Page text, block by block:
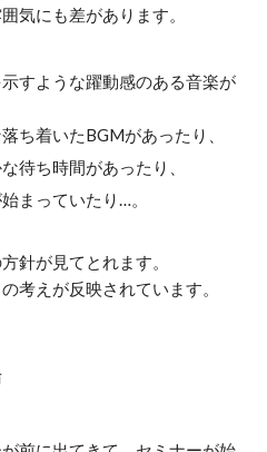
気にも差があります。
すような躍動感のある音楽が
ち着いたBGMがあったり、
待ち時間があったり、
まっていたり…。
針が見てとれます。
の考えが反映されています。